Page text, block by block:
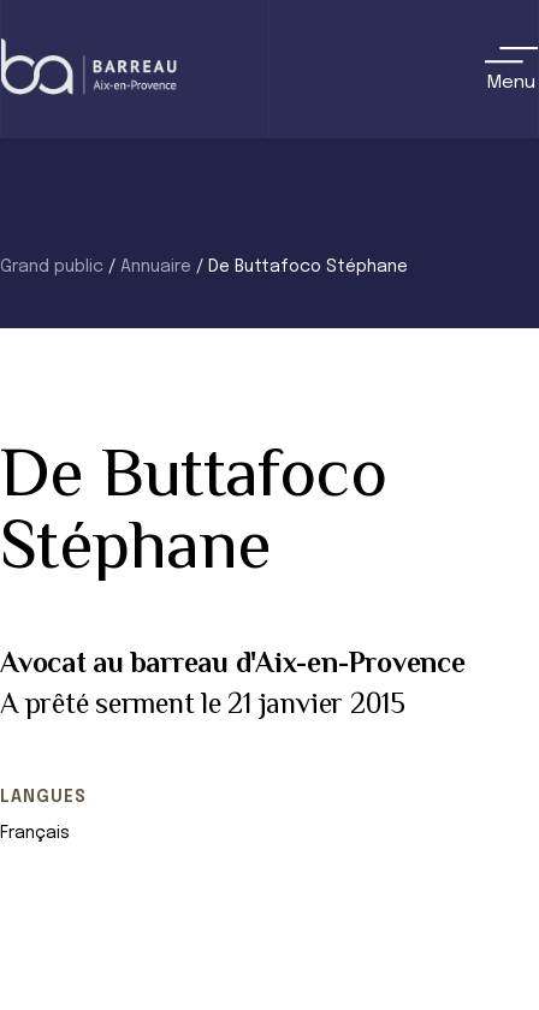
to
content
Menu
Grand public / Annuaire / De Buttafoco Stéphane
De Buttafoco
Stéphane
Avocat au barreau d'Aix-en-Provence
A prêté serment le 21 janvier 2015
LANGUES
Français